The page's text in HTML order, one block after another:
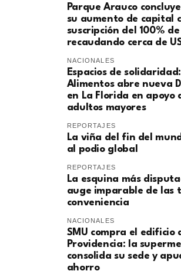
Parque Arauco
su aumento de capital
suscripción del 100%
recaudando cerca de
NACIONALES
Espacios de
Alimentos abre nueva
en La Florida en apoyo
adultos mayores
REPORTAJES
La viña del fin del
al podio global
REPORTAJES
La esquina más
auge imparable de las
conveniencia
NACIONALES
SMU compra el edificio
Providencia: la
consolida su sede y
ahorro